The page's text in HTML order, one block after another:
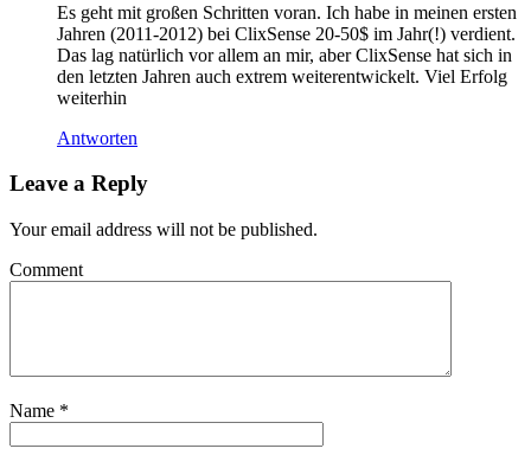
Es geht mit großen Schritten voran. Ich habe in meinen ersten
Jahren (2011-2012) bei ClixSense 20-50$ im Jahr(!) verdient.
Das lag natürlich vor allem an mir, aber ClixSense hat sich in
den letzten Jahren auch extrem weiterentwickelt. Viel Erfolg
weiterhin
Antworten
Leave a Reply
Your email address will not be published.
Comment
Name *